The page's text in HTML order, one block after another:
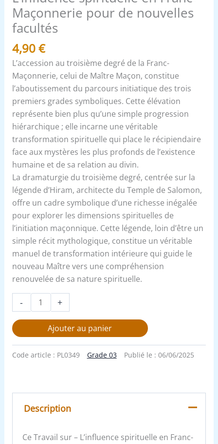
Maçonnerie pour de nouvelles
facultés
4,90€
L’accession au troisième degré de la Franc-
Maçonnerie, celui de Maître Maçon, constitue
l’aboutissement du parcours initiatique des trois
premiers grades symboliques. Cette élévation
représente bien plus qu’une simple progression
hiérarchique ; elle incarne une véritable
transformation spirituelle qui place le récipiendaire
face aux mystères les plus profonds de l’existence
humaine et de sa relation au divin.
La dramaturgie du troisième degré, centrée sur la
légende d’Hiram, architecte du Temple de Salomon,
offre un cadre symbolique d’une richesse inégalée
pour explorer les dimensions spirituelles de
l’initiation maçonnique. Cette légende, loin d’être un
simple récit mythologique, constitue un véritable
manuel de transformation intérieure qui guide le
nouveau Maître vers une compréhension
renouvelée de sa nature spirituelle.
- +
Ajouter au panier
Code article : PL0349 Grade 03 Publié le : 06/06/2025
Description
Ce Travail sur – L’influence spirituelle en Franc-